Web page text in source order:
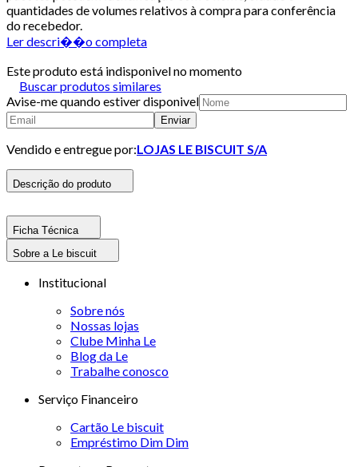
quantidades de volumes relativos à compra para conferência
do recebedor.
Ler descri��o completa
Este produto está indisponivel no momento
Buscar produtos similares
Avise-me quando estiver disponivel
Enviar
Vendido e entregue por:LOJAS LE BISCUIT S/A
Descrição do produto
Ficha Técnica
Sobre a Le biscuit
Institucional
Sobre nós
Nossas lojas
Clube Minha Le
Blog da Le
Trabalhe conosco
Serviço Financeiro
Cartão Le biscuit
Empréstimo Dim Dim